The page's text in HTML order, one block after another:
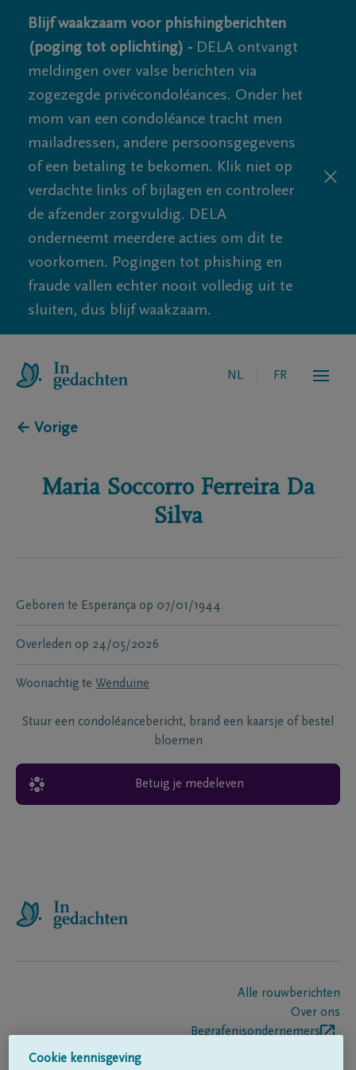
Blijf waakzaam voor phishingberichten
(poging tot oplichting) - DELA ontvangt
meldingen over valse berichten via
zogezegde privécondoléances. Onder het
mom van een condoléance tracht men
mailadressen, andere persoonsgegevens
of een betaling te bekomen. Klik niet op
verdachte links of bijlagen en controleer
de afzender zorgvuldig. DELA
onderneemt meerdere acties om dit te
voorkomen. Pogingen tot phishing en
fraude vallen echter nooit volledig uit te
sluiten, dus blijf waakzaam.
NL FR
← Vorige
Maria Soccorro Ferreira Da
Silva
Geboren te Esperança op 07/01/1944
Overleden op 24/05/2026
Woonachtig te Wenduine
Stuur een condoléancebericht, brand een kaarsje of bestel
bloemen
Betuig je medeleven
Alle rouwberichten
Over ons
Begrafenisondernemers
Cookie kennisgeving